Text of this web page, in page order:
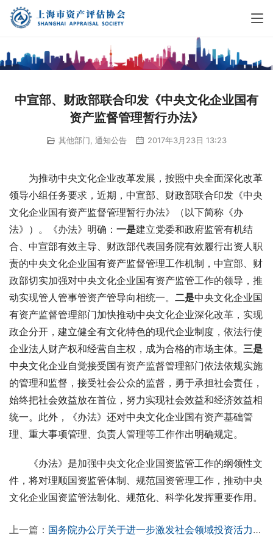
中宣部、财政部联合印发《中央文化企业国有
资产监督管理暂行办法》
其他部门 通知公告 2017年3月23日 13:23
为推动中央文化企业改革发展，按照中央全面深化改革
领导小组任务要求，近期，中宣部、财政部联合印发《中央
文化企业国有资产监督管理暂行办法》（以下简称《办
法》）。《办法》明确： 一是建立党委和政府监管有机结
合、中宣部有效主导、财政部代表国务院有效履行出资人职
责的中央文化企业国有资产监督管理工作机制，中宣部、财
政部切实加强对中央文化企业国有资产监管工作的领导，推
动实现管人管事管资产管导向相统一。 二是中央文化企业国
有资产监督管理部门加快推动中央文化企业深化改革，实现
政企分开，建立健全有文化特色的现代企业制度，依法行使
企业法人财产权和经营自主权，成为合格的市场主体。 三是
中央文化企业自觉接受国有资产监督管理部门依法依规实施
的管理和监督，接受社会公众的监督，勇于承担社会责任，
始终把社会效益放在首位，努力实现社会效益和经济效益相
统一。此外，《办法》还对中央文化企业国有资产基础管
理、重大事项管理、负责人管理等工作作出明确规定。
《办法》是加强中央文化企业国资监管工作的纲领性文
件，将对理顺国资监管体制、规范国资管理工作，推动中央
文化企业国资监管法制化、规范化、科学化发挥重要作用。
上一篇： 国务院办公厅关于进一步激发社会领域投资活力的意见